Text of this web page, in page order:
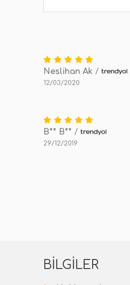
Neslihan Ak /
12/03/2020
B** B** /
29/12/2019
BILGILER